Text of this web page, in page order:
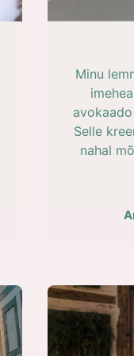
Minu
Selle
nahal
kuivale
kannan
Need